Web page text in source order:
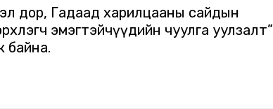
дор, Гадаад харилцааны сайдын
эмэгтэйчүүдийн чуулга уулзалт”
байна.